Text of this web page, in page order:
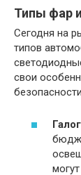
Типы фар
Сегодня на
типов
свои